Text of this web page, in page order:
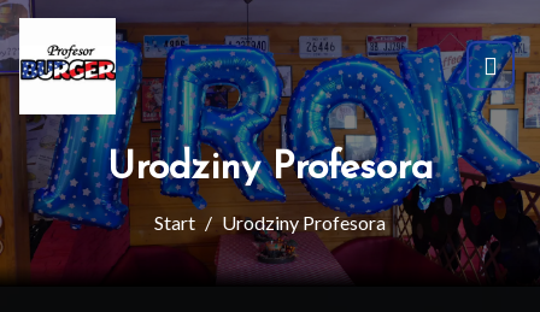
Urodziny Profesora
Start Urodziny Profesora